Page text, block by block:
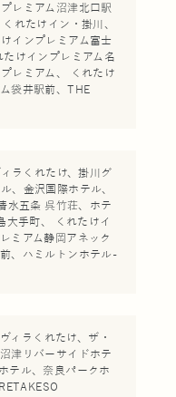
レミアム沼津北口駅
れたけイン・掛川、
インプレミアム富士
けインプレミアム名
レミアム、 くれたけ
袋井駅前、THE
ラくれたけ、掛川グ
、金沢国際ホテル、
水五条 呉竹荘、ホテ
大手町、 くれたけイ
ミアム静岡アネック
、ハミルトンホテル-
ィラくれたけ、ザ・
津リバーサイドホテ
テル、奈良パークホ